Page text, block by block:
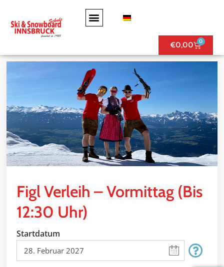
€0,00 0
Figl Verleih – Vormittag (bis
12:30 Uhr)
Startdatum